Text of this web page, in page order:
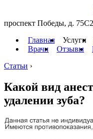
проспект Победы, д. 75C2
Главная
Услуги
Врачи
Отзывы
Статьи ›
Какой вид
удалении зуба?